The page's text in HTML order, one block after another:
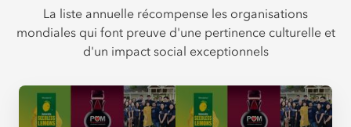
La liste annuelle récompense les organisations
mondiales qui font preuve d'une pertinence culturelle et
d'un impact social exceptionnels